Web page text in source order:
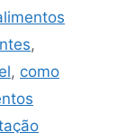
,
, como